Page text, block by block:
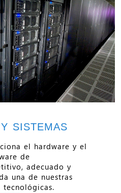
SISTEMAS
el hardware y el
de
adecuado y
una de nuestras
tecnológicas.